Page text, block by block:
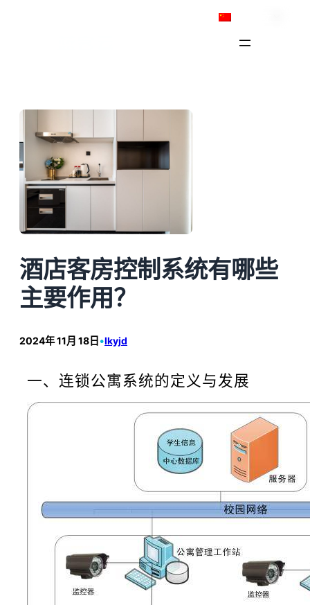
酒店客房控制系统有哪些
主要作用？
2024年 11月 18日 •lkyjd
一、连锁公寓系统的定义与发展